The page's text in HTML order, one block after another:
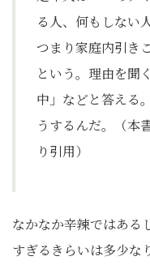
る人、何もしない
つまり家庭内引き
という。理由を聞
中」などと答える
うするんだ。（本
り引用）
なかなか辛辣ではある
すぎるきらいは多少な